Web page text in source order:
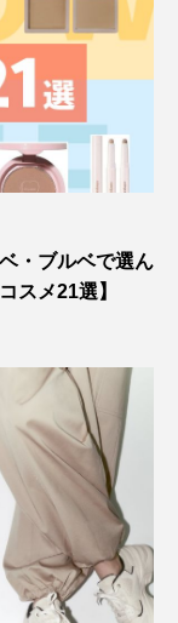
・ブルベで選ん
スメ21選】